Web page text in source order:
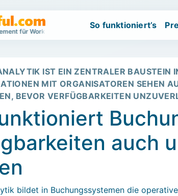
für Workshops und Events. Wartelistenbasiertes
So funktioniert’s
IST EIN ZENTRALER BAUSTEIN
MIT ORGANISATOREN SEHEN
BEVOR VERFÜGBARKEITEN
auch
bildet in Buchungssystemen die